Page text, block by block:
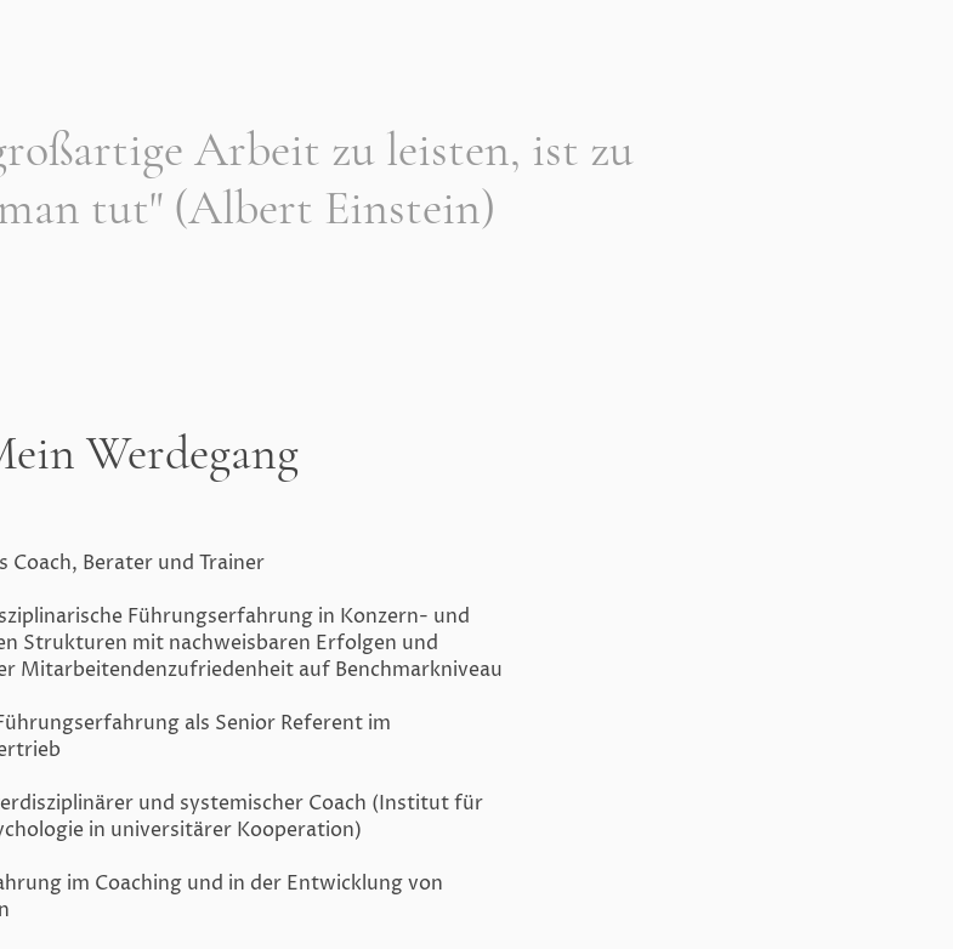
Arbeit zu leisten, ist zu
tut" (Albert Einstein)
Werdegang
Coach, Berater und Trainer
Führungserfahrung in Konzern- und
Strukturen mit nachweisbaren Erfolgen und
Mitarbeitendenzufriedenheit auf Benchmarkniveau
als Senior Referent im
und systemischer Coach (Institut für
in universitärer Kooperation)
im Coaching und in der Entwicklung von